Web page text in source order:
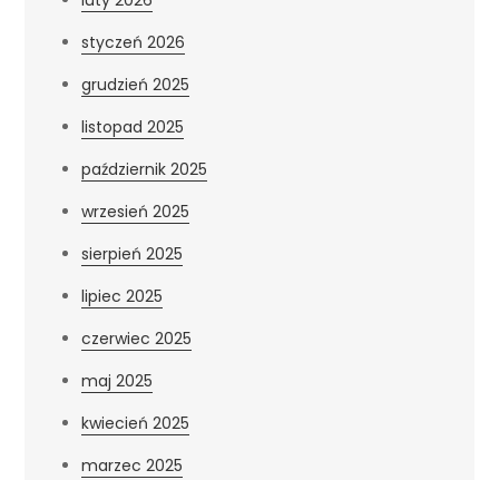
styczeń 2026
grudzień 2025
listopad 2025
październik 2025
wrzesień 2025
sierpień 2025
lipiec 2025
czerwiec 2025
maj 2025
kwiecień 2025
marzec 2025